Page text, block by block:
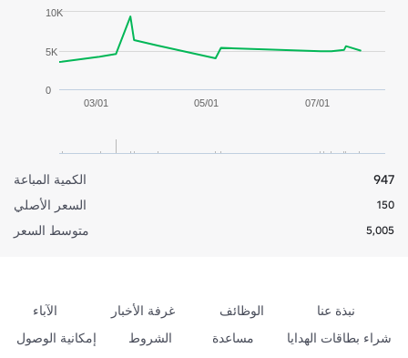
03/01 05/01 07/01
0
5K
10K
الكمية المباعة
947
السعر الأصلي
150
متوسط السعر 5,005
نبذة عنا الوظائف غرفة الأخبار
الآباء
شراء بطاقات الهدايا
مساعدة الشروط
إمكانية الوصول